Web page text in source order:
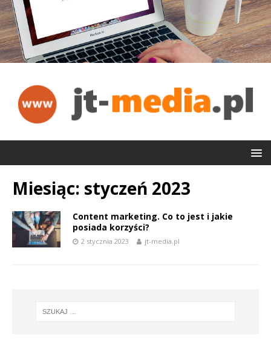
Miesiąc: styczeń 2023
Content marketing. Co to jest i jakie
posiada korzyści?
2 stycznia 2023 jt-media.pl